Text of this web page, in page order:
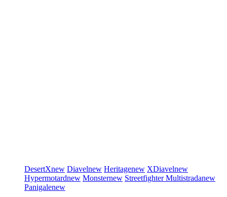
DesertXnew Diavelnew Heritagenew XDiavelnew
Hypermotardnew Monsternew StreetfighterMultistradanew
Panigalenew